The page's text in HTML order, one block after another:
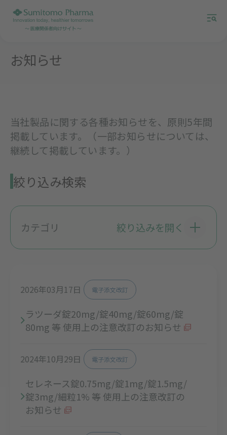
お知らせ
当社製品に関する各種お知らせを、原則5年間
掲載しています。（一部お知らせについては、
継続して掲載しています。）
絞り込み検索
カテゴリ 絞り込みを開く
2026年03月17日 電子添文改訂
ラツーダ錠20mg/錠40mg/錠60mg/錠
80mg 等 使用上の注意改訂のお知らせ
2024年10月29日 電子添文改訂
セレネース錠0.75mg/錠1mg/錠1.5mg/
錠3mg/細粒1% 等 使用上の注意改訂の
お知らせ